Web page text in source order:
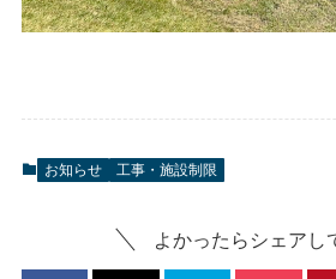
お知らせ 工事・施設制限
よかったらシェアし